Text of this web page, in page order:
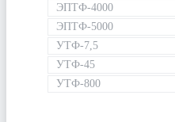
ЭПТФ-4000
ЭПТФ-5000
УТФ-7,5
УТФ-45
УТФ-800